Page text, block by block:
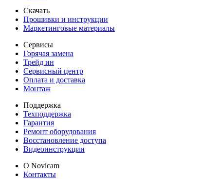
Скачать
Прошивки и инструкции
Маркетинговые материалы
Сервисы
Горячая замена
Трейд ин
Сервисный центр
Оплата и доставка
Монтаж
Поддержка
Техподдержка
Гарантия
Ремонт оборудования
Восстановление доступа
Видеоинструкции
О Novicam
Контакты